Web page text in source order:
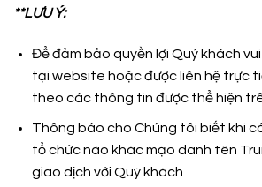
**LƯU Ý:
Để đảm bảo quyền lợi Quý khách
tại website hoặc được liên hệ trực
theo các thông tin được thể hiện
Thông báo cho Chúng tôi biết khi
tổ chức nào khác mạo danh tên
giao dịch với Quý khách